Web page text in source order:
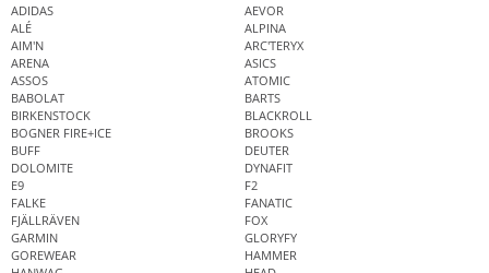
ADIDAS
AEVOR
ALÉ
ALPINA
AIM'N
ARC'TERYX
ARENA
ASICS
ASSOS
ATOMIC
BABOLAT
BARTS
BIRKENSTOCK
BLACKROLL
BOGNER FIRE+ICE
BROOKS
BUFF
DEUTER
DOLOMITE
DYNAFIT
E9
F2
FALKE
FANATIC
FJÄLLRÄVEN
FOX
GARMIN
GLORYFY
GOREWEAR
HAMMER